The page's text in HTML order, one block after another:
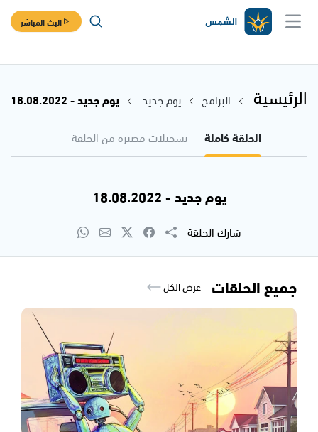
البث المباشر
الرئيسية البرامج يوم جديد
يوم جديد - 18.08.2022
الحلقة كاملة
تسجيلات قصيرة من الحلقة
يوم جديد - 18.08.2022
شارك الحلقة
جميع الحلقات عرض الكل